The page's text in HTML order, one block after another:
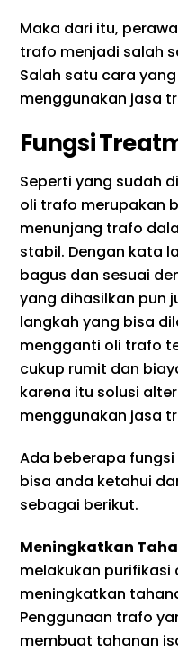
Maka dari itu,
trafo menjadi salah
Salah satu cara
menggunakan jasa
Fungsi
Seperti yang sudah
oli trafo merupakan
menunjang trafo
stabil. Dengan kata
bagus dan sesuai
yang dihasilkan pun
langkah yang bisa
mengganti oli trafo
cukup rumit dan
karena itu solusi
menggunakan jasa
Ada beberapa
bisa anda ketahui
sebagai berikut.
Meningkatkan
melakukan
meningkatkan
Penggunaan trafo
membuat tahanan